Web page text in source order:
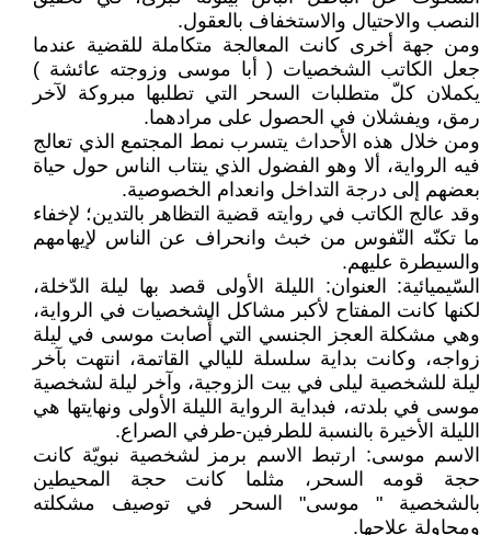
النصب والاحتيال والاستخفاف بالعقول.
ومن جهة أخرى كانت المعالجة متكاملة للقضية عندما
جعل الكاتب الشخصيات ( أبا موسى وزوجته عائشة )
يكملان كلّ متطلبات السحر التي تطلبها مبروكة لآخر
رمق، ويفشلان في الحصول على مرادهما.
ومن خلال هذه الأحداث يتسرب نمط المجتمع الذي تعالج
فيه الرواية، ألا وهو الفضول الذي ينتاب الناس حول حياة
بعضهم إلى درجة التداخل وانعدام الخصوصية.
وقد عالج الكاتب في روايته قضية التظاهر بالتدين؛ لإخفاء
ما تكنّه النّفوس من خبث وانحراف عن الناس لإيهامهم
والسيطرة عليهم.
السّيميائية: العنوان: الليلة الأولى قصد بها ليلة الدّخلة،
لكنها كانت المفتاح لأكبر مشاكل الشخصيات في الرواية،
وهي مشكلة العجز الجنسي التي أًصابت موسى في ليلة
زواجه، وكانت بداية سلسلة لليالي القاتمة، انتهت بآخر
ليلة للشخصية ليلى في بيت الزوجية، وآخر ليلة لشخصية
موسى في بلدته، فبداية الرواية الليلة الأولى ونهايتها هي
الليلة الأخيرة بالنسبة للطرفين-طرفي الصراع.
الاسم موسى: ارتبط الاسم برمز لشخصية نبويّة كانت
حجة قومه السحر، مثلما كانت حجة المحيطين
بالشخصية " موسى" السحر في توصيف مشكلته
ومحاولة علاجها.